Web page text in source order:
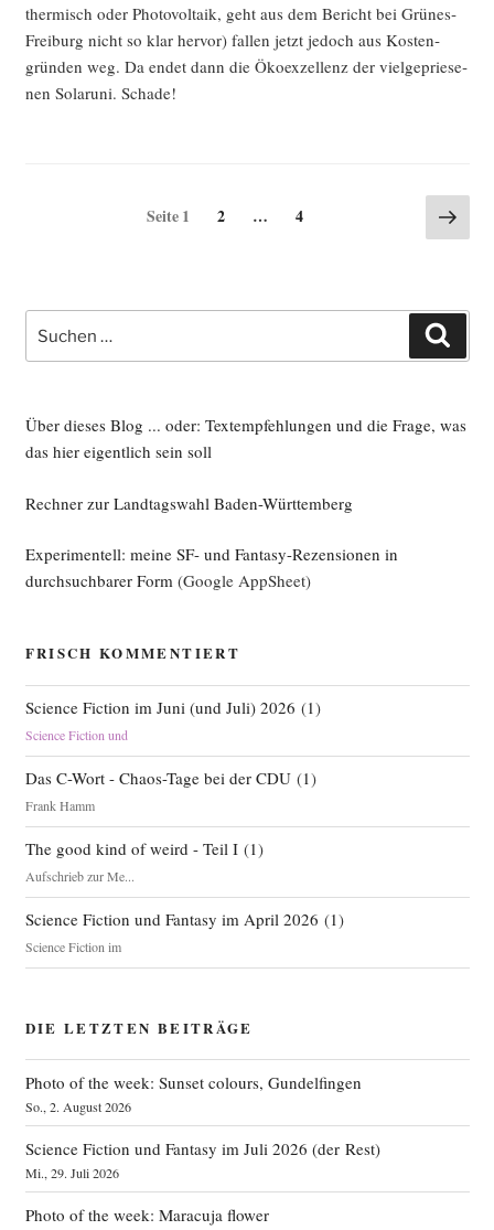
ther­misch oder Pho­to­vol­ta­ik, geht aus dem Bericht bei Grü­nes­
Frei­burg nicht so klar her­vor) fal­len jetzt jedoch aus Kos­ten­
grün­den weg. Da endet dann die Öko­ex­zel­lenz der viel­ge­prie­se­
nen Solar­uni. Schade!
Seitennummerierung
Seite1 Seite
2 … Seite
4
Seite
nach:
Über dieses Blog ... oder: Textempfehlungen und die Frage, was
das hier eigentlich sein soll
Rechner zur Landtagswahl Baden-Württemberg
Experimentell: meine SF- und Fantasy-Rezensionen in
durchsuchbarer Form(Google AppSheet)
FRISCH KOMMENTIERT
Science Fiction im Juni (und Juli) 2026 (1)
Science Fiction und
Das C-Wort - Chaos-Tage bei der CDU(1)
Frank Hamm
The good kind of weird - Teil I(1)
Aufschrieb zur Me...
Science Fiction und Fantasy im April 2026 (1)
Science Fiction im
DIE LETZTEN BEITRÄGE
Photo of the week: Sunset colours, Gundelfingen
So., 2. August 2026
Science Fiction und Fantasy im Juli 2026 (der Rest)
Mi., 29. Juli 2026
Photo of the week: Maracuja flower